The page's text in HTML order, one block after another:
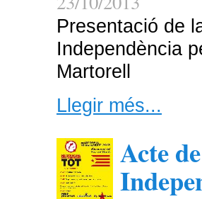
Presentació de
Independència
Martorell
Llegir més...
Acte